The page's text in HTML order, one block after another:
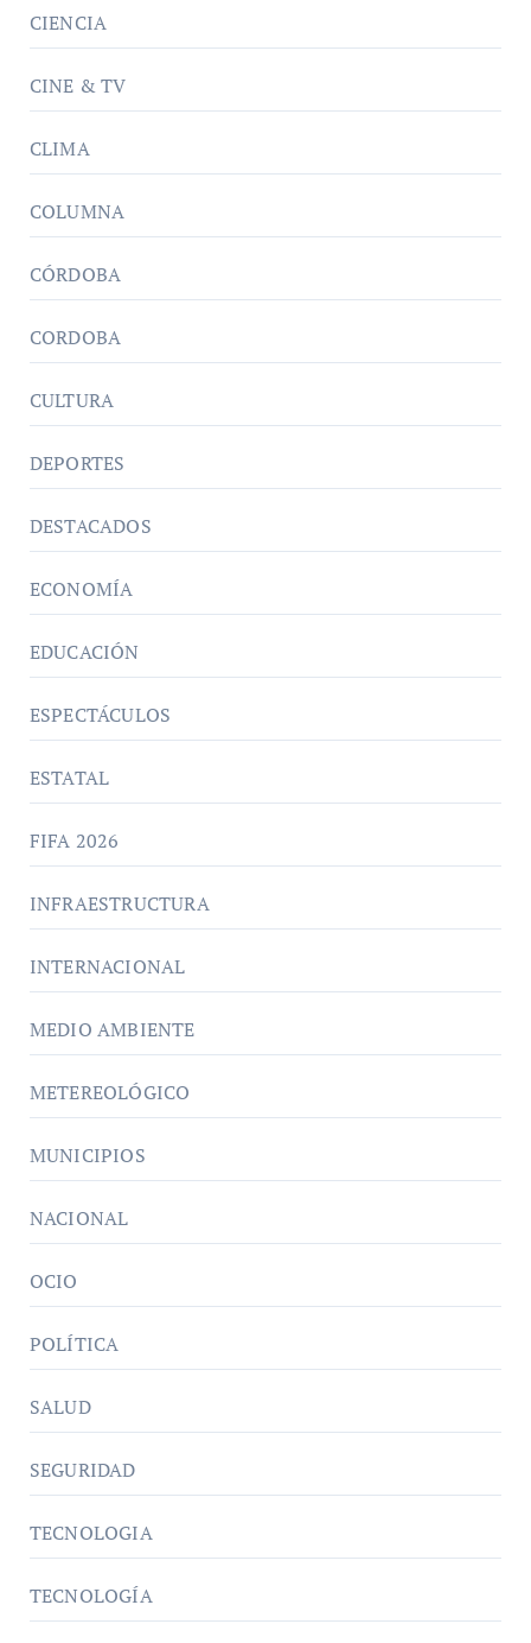
CIENCIA
CINE & TV
CLIMA
COLUMNA
CÓRDOBA
CORDOBA
CULTURA
DEPORTES
DESTACADOS
ECONOMÍA
EDUCACIÓN
ESPECTÁCULOS
ESTATAL
FIFA 2026
INFRAESTRUCTURA
INTERNACIONAL
MEDIO AMBIENTE
METEREOLÓGICO
MUNICIPIOS
NACIONAL
OCIO
POLÍTICA
SALUD
SEGURIDAD
TECNOLOGIA
TECNOLOGÍA